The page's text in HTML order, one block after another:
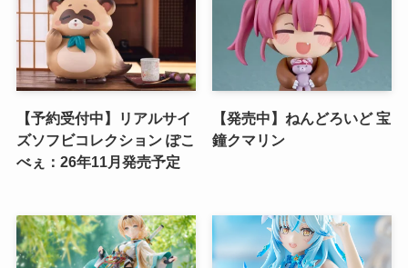
【予約受付中】リアルサイ
ズソフビコレクション ぽこ
べぇ：26年11月発売予定
【発売中】ねんどろいど 宝
鐘クマリン